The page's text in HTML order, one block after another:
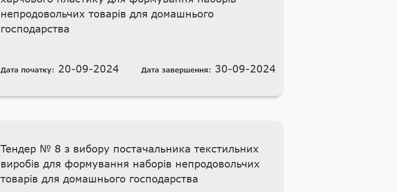
непродовольчих товарів для домашнього
господарства
Дата початку: 20-09-2024 Дата завершення: 30-09-2024
Тендер № 8 з вибору постачальника текстильних
виробів для формування наборів непродовольчих
товарів для домашнього господарства